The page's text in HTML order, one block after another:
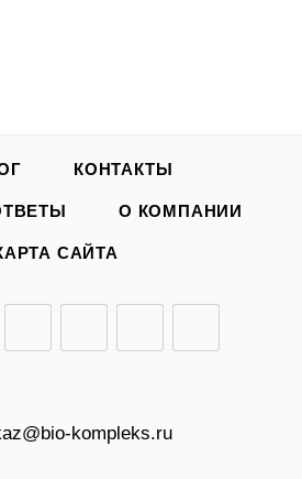
КОНТАКТЫ
О КОМПАНИИ
САЙТА
kompleks.ru